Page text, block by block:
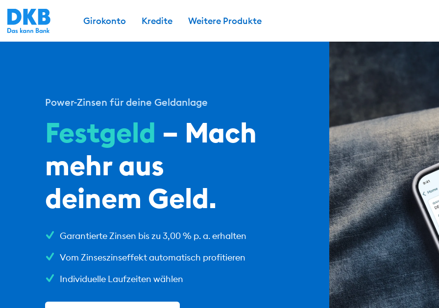
Girokonto Kredite Weitere Produkte
Power-Zinsen für deine Geldanlage
Festgeld – Mach
mehr aus
deinem Geld.
Garantierte Zinsen bis zu 3,00 % p. a. erhalten
Vom Zinseszinseffekt automatisch profitieren
Individuelle Laufzeiten wählen